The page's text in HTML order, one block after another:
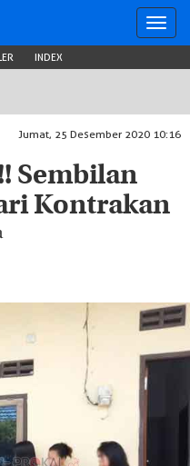
INDEX
Jumat, 25 Desember 2020 10:16
Sembilan
Kontrakan